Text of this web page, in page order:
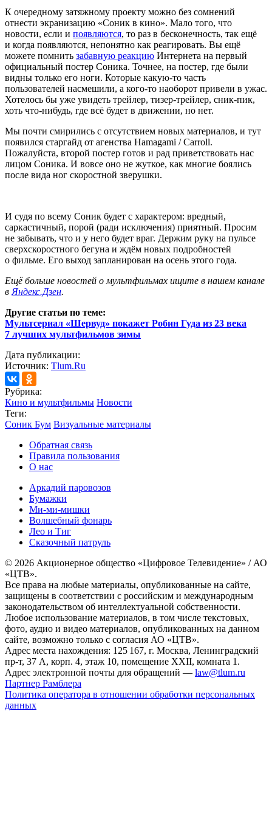
К очередному затяжному проекту можно без сомнений
отнести экранизацию «Соник в кино». Мало того, что
новости, если и появляются, то раз в бесконечность, так ещё
и когда появляются, непонятно как реагировать. Вы ещё
можете помнить забавную реакцию Интернета на первый
официальный постер Соника. Точнее, на постер, где были
видны только его ноги. Которые какую-то часть
пользователей насмешили, а кого-то наоборот привели в ужас.
Хотелось бы уже увидеть трейлер, тизер-трейлер, сник-пик,
хоть что-нибудь, где всё будет в движении, но нет.
Мы почти смирились с отсутствием новых материалов, и тут
появился старгайд от агенства Hamagami / Carroll.
Пожалуйста, второй постер готов и рад приветствовать нас
лицом Соника. И вовсе оно не жуткое, как многие боялись
после вида ног скоростной зверушки.
И судя по всему Соник будет с характером: вредный,
саркастичный, порой (ради исключения) приятный. Просим
не забывать, что и у него будет враг. Держим руку на пульсе
сверхскоростного бегуна и ждём новых подробностей
о фильме. Его выход запланирован на осень этого года.
Ещё больше новостей о мультфильмах ищите в нашем канале
в Яндекс.Дзен.
Другие статьи по теме:
Мультсериал «Шервуд» покажет Робин Гуда из 23 века
7 лучших мультфильмов зимы
Дата публикации:
Источник: Tlum.Ru
Рубрика:
Кино и мультфильмы Новости
Теги:
Соник Бум Визуальные материалы
Обратная связь
Правила пользования
О нас
Аркадий паровозов
Бумажки
Ми-ми-мишки
Волшебный фонарь
Лео и Тиг
Сказочный патруль
© 2026 Акционерное общество «Цифровое Телевидение» / АО
«ЦТВ».
Все права на любые материалы, опубликованные на сайте,
защищены в соответствии с российским и международным
законодательством об интеллектуальной собственности.
Любое использование материалов, в том числе текстовых,
фото, аудио и видео материалов, опубликованных на данном
сайте, возможно только с согласия АО «ЦТВ».
Адрес места нахождения: 125 167, г. Москва, Ленинградский
пр-т, 37 А, корп. 4, этаж 10, помещение XXII, комната 1.
Адрес электронной почты для обращений — law@tlum.ru
Партнер Рамблера
Политика оператора в отношении обработки персональных
данных